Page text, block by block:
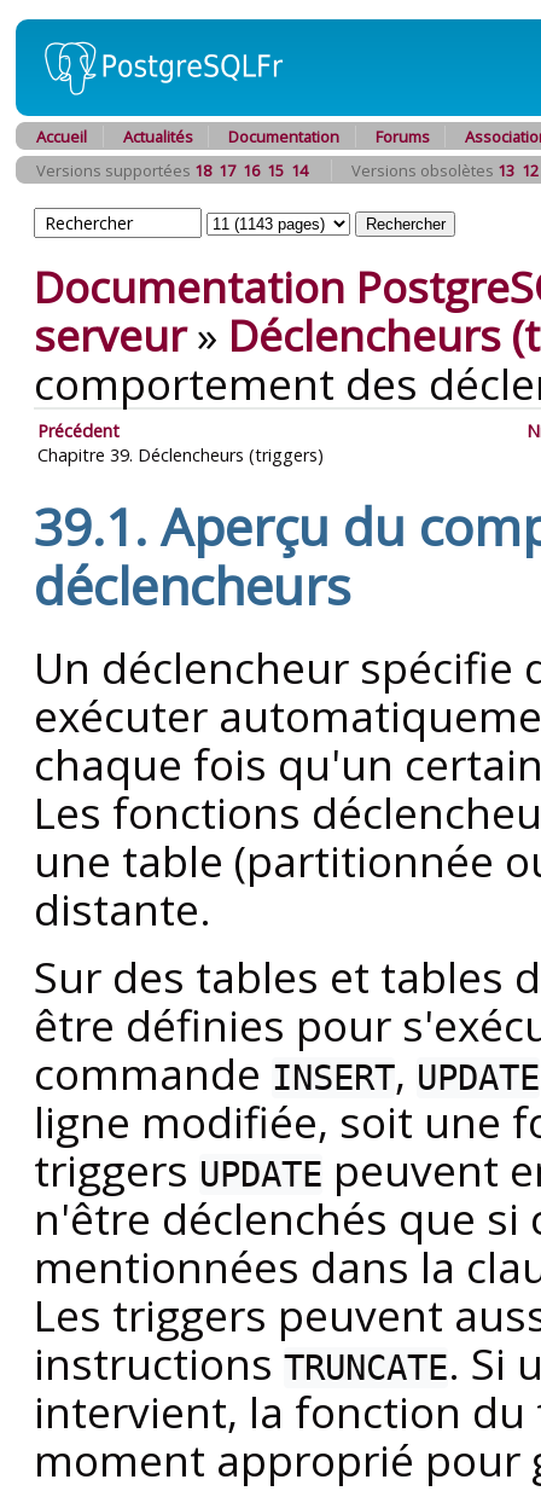
Accueil Actualités Documentation Forums
Versions supportées 18 17 16 15 14 Versions obsolètes 13 12
Documentation
serveur» Déclencheurs
comportement des
Précédent
Chapitre 39. Déclencheurs (triggers)
39.1. Aperçu du
déclencheurs
Un déclencheur spécifie
exécuter
chaque fois qu'un
Les fonctions
une table (partitionnée
distante.
Sur des tables et tables
être définies pour
commande INSERT, UPDATE
ligne modifiée, soit une
triggers UPDATE peuvent
n'être déclenchés que
mentionnées dans la
Les triggers peuvent
instructions TRUNCATE. Si
intervient, la fonction
moment approprié pour